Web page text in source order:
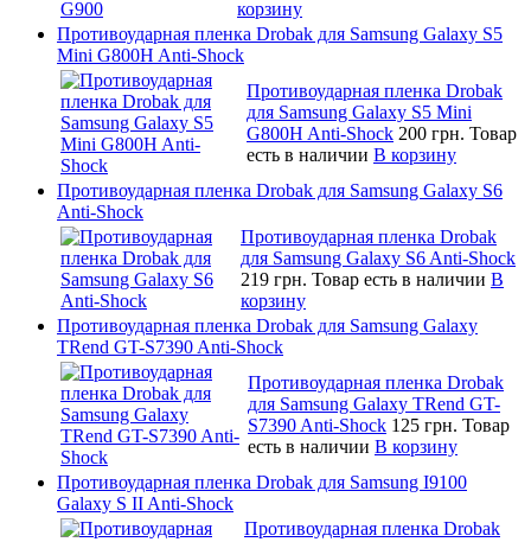
корзину
Противоударная пленка Drobak для Samsung Galaxy S5
Mini G800H Anti-Shock
Противоударная пленка Drobak
для Samsung Galaxy S5 Mini
G800H Anti-Shock 200 грн. Товар
есть в наличии В корзину
Противоударная пленка Drobak для Samsung Galaxy S6
Anti-Shock
Противоударная пленка Drobak
для Samsung Galaxy S6 Anti-Shock
219 грн. Товар есть в наличии В
корзину
Противоударная пленка Drobak для Samsung Galaxy
TRend GT-S7390 Anti-Shock
Противоударная пленка Drobak
для Samsung Galaxy TRend GT-
S7390 Anti-Shock 125 грн. Товар
есть в наличии В корзину
Противоударная пленка Drobak для Samsung I9100
Galaxy S II Anti-Shock
Противоударная пленка Drobak